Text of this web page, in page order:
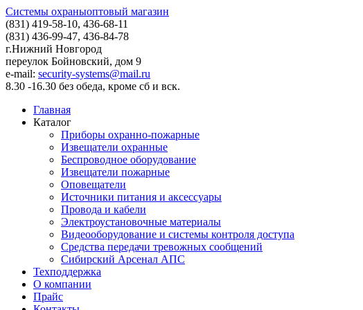
Системы охраныоптовый магазин
(831) 419-58-10, 436-68-11
(831) 436-99-47, 436-84-78
г.Нижний Новгород
переулок Бойновский, дом 9
e-mail: security-systems@mail.ru
8.30 -16.30 без обеда, кроме сб и вск.
Главная
Каталог
Приборы охранно-пожарные
Извещатели охранные
Беспроводное оборудование
Извещатели пожарные
Оповещатели
Источники питания и аксессуары
Провода и кабели
Электроустановочные материалы
Видеооборудование и системы контроля доступа
Средства передачи тревожных сообщений
Сибирский Арсенал АПС
Техподдержка
О компании
Прайс